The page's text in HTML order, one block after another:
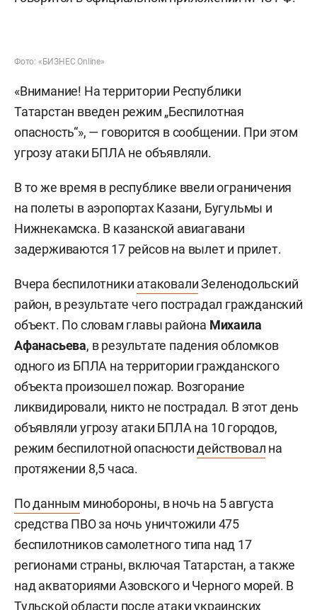
Фото: «БИЗНЕС Online»
«Внимание! На территории Республики
Татарстан введен режим „Беспилотная
опасность“», — говорится в сообщении. При этом
угрозу атаки БПЛА не объявляли.
В то же время в республике ввели ограничения
на полеты в аэропортах Казани, Бугульмы и
Нижнекамска. В казанской авиагавани
задерживаются 17 рейсов на вылет и прилет.
Вчера беспилотники атаковалиЗеленодольский
район, в результате чего пострадал гражданский
объект. По словам главы района Михаила
Афанасьева, в результате падения обломков
одного из БПЛА на территории гражданского
объекта произошел пожар. Возгорание
ликвидировали, никто не пострадал. В этот день
объявляли угрозу атаки БПЛА на 10 городов,
режим беспилотной опасностидействовал на
протяжении 8,5 часа.
По данным минобороны, в ночь на 5 августа
средства ПВО за ночь уничтожили 475
беспилотников самолетного типа над 17
регионами страны, включая Татарстан, а также
над акваториями Азовского и Черного морей. В
Тульской области после атаки украинских